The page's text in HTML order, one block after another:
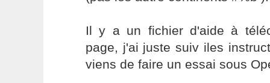
Il y a un fichier d'aide à
page, j'ai juste suiv iles
viens de faire un essai sous